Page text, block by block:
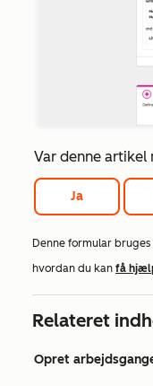
Var denne artikel
Ja
Denne formular
hvordan du kan få
Relateret
Opret